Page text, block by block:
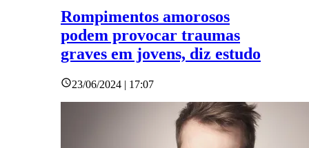
Rompimentos amorosos
podem provocar traumas
graves em jovens, diz estudo
23/06/2024 | 17:07